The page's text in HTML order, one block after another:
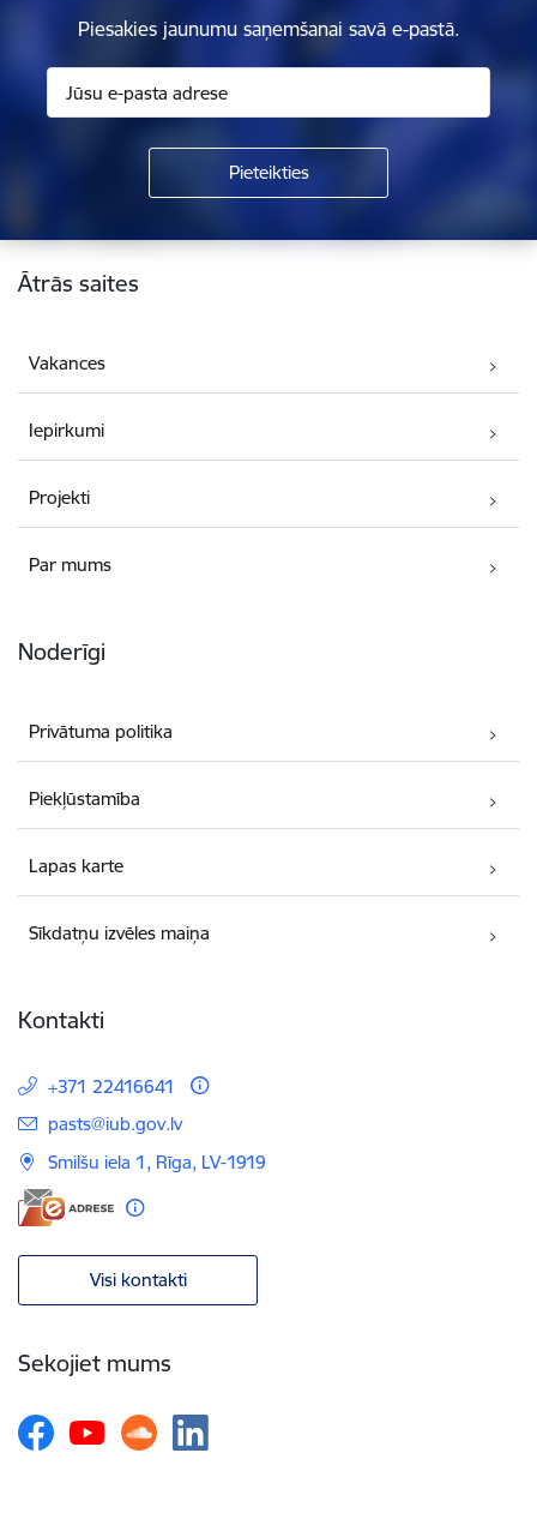
Piesakies jaunumu saņemšanai savā e-pastā.
Kājene
Ātrās saites
Vakances
Iepirkumi
Projekti
Par mums
Noderīgi
Privātuma politika
Piekļūstamība
Lapas karte
Sīkdatņu izvēles maiņa
Kontakti
+371 22416641
E-pasts:
pasts@iub.gov.lv
Smilšu iela 1, Rīga, LV-1919
Visi kontakti
Sekojiet mums